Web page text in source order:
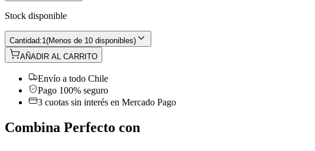
Stock disponible
Cantidad:1 (Menos de 10 disponibles)
AÑADIR AL CARRITO
Envío a todo Chile
Pago 100% seguro
3 cuotas sin interés en Mercado Pago
Combina Perfecto con